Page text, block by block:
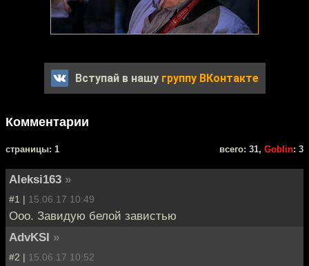
Вступай в нашу группу ВКонтакте
Комментарии
cтраницы: 1 всего: 31, Goblin: 3
Aleksi163 »
#1 | 15.06.17 10:49
Ооо. Завидую белой завистью
AdvKSI »
#2 | 15.06.17 10:52